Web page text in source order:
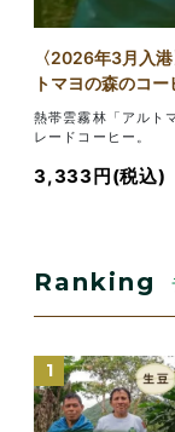
〈2026年3月入
トマヨの森のコー
熱帯雲霧林「アルト
レードコーヒー。
3,333円(税込)
Ranking
1